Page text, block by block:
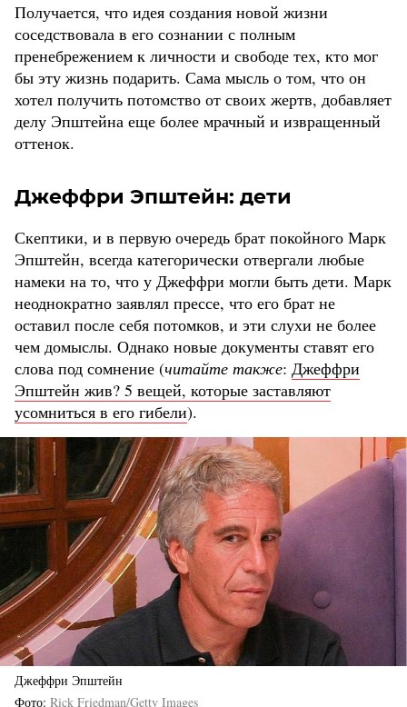
Получается, что идея создания новой жизни
соседствовала в его сознании с полным
пренебрежением к личности и свободе тех, кто мог
бы эту жизнь подарить. Сама мысль о том, что он
хотел получить потомство от своих жертв, добавляет
делу Эпштейна еще более мрачный и извращенный
оттенок.
Джеффри Эпштейн: дети
Скептики, и в первую очередь брат покойного Марк
Эпштейн, всегда категорически отвергали любые
намеки на то, что у Джеффри могли быть дети. Марк
неоднократно заявлял прессе, что его брат не
оставил после себя потомков, и эти слухи не более
чем домыслы. Однако новые документы ставят его
слова под сомнение (читайте также: Джеффри
Эпштейн жив? 5 вещей, которые заставляют
усомниться в его гибели).
Джеффри Эпштейн
Фото Rick Friedman/Getty Images